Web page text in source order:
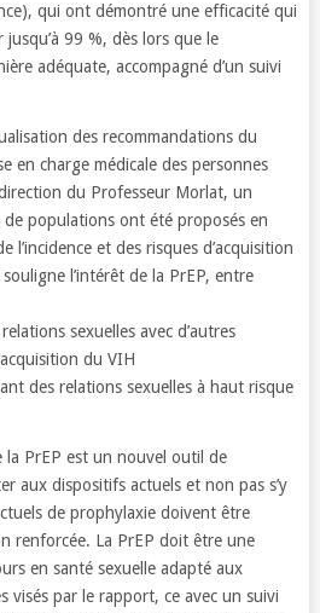
qui ont démontré une efficacité qui
99 %, dès lors que le
adéquate, accompagné d’un suivi
des recommandations du
en charge médicale des personnes
du Professeur Morlat, un
populations ont été proposés en
l’incidence et des risques d’acquisition
l’intérêt de la PrEP, entre
sexuelles avec d’autres
du VIH
des relations sexuelles à haut risque
la PrEP est un nouvel outil de
aux dispositifs actuels et non pas s’y
de prophylaxie doivent être
renforcée. La PrEP doit être une
en santé sexuelle adapté aux
visés par le rapport, ce avec un suivi